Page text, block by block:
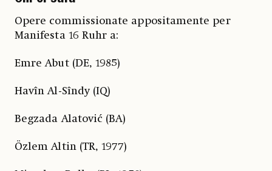
Opere commissionate appositamente per
Manifesta 16 Ruhr a:
Emre Abut (DE, 1985)
Havîn Al-Sîndy (IQ)
Begzada Alatović (BA)
Özlem Altin (TR, 1977)